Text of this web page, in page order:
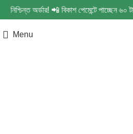
অর্ডার! 📲 বিকাশ পেমেন্টে পাচ্ছেন ৬০
Menu